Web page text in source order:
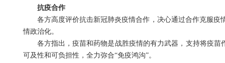
抗疫合作
各方高度评价抗击新冠肺炎疫情合作，决心通过合作克服
情政治化。
各方指出，疫苗和药物是战胜疫情的有力武器，支持将疫
可及性和可负担性，全力弥合“免疫鸿沟”。